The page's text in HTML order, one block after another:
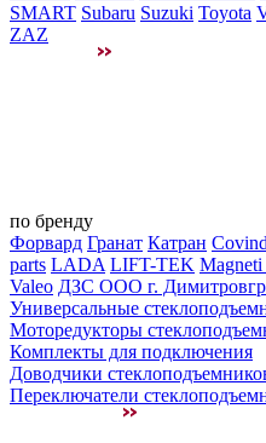
SMART Subaru Suzuki Toyota
ZAZ
по бренду
Форвард Гранат Катран Covind
parts LADA LIFT-TEK
Valeo ДЗС ООО г.
Универсальные
Моторедукторы
Комплекты для подключения
Доводчики
Переключатели